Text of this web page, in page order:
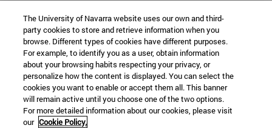
The University of Navarra website uses our own and third-
party cookies to store and retrieve information when you
browse. Different types of cookies have different purposes.
For example, to identify you as a user, obtain information
about your browsing habits respecting your privacy, or
personalize how the content is displayed. You can select the
cookies you want to enable or accept them all. This banner
will remain active until you choose one of the two options.
For more detailed information about our cookies, please visit
our Cookie Policy.